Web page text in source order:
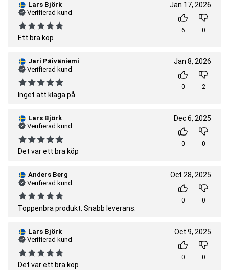
Lars Björk
Verifierad kund
Ett bra köp
Jan 17, 2026
6 0
Jari Päiväniemi
Verifierad kund
Inget att klaga på
Jan 8, 2026
0 2
Lars Björk
Verifierad kund
Det var ett bra köp
Dec 6, 2025
0 0
Anders Berg
Verifierad kund
Toppenbra produkt. Snabb leverans.
Oct 28, 2025
0 0
Lars Björk
Verifierad kund
Det var ett bra köp
Oct 9, 2025
0 0